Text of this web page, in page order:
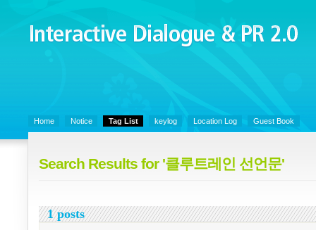
Interactive Dialogue &
PR 2.0
Home Notice Tag List keylog Location Log Guest Book
Search Results for '클루트레인 선언문'
1 posts